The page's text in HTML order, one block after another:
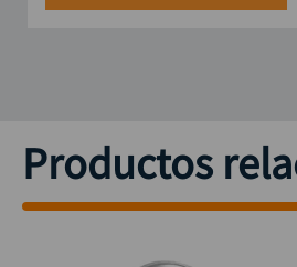
Productos